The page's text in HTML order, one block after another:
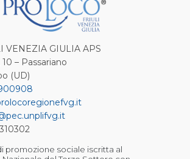
VENEZIA GIULIA APS
– Passariano
(UD)
promozione sociale iscritta al